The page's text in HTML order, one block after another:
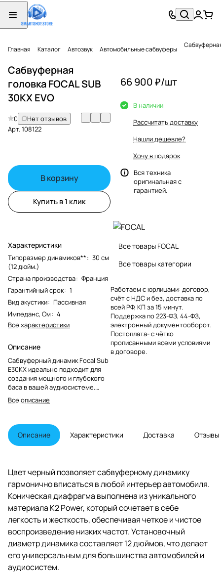
Главная Каталог Автозвук Автомобильные сабвуферы Сабвуферная
Сабвуферная
головка FOCAL SUB
30KX EVO
0
Нет отзывов
Арт.108122
В корзину
Купить в 1 клик
Характеристики
Типоразмер динамиков**: 30 см
(12 дюйм.)
Страна производства: Франция
Гарантийный срок: 1
Вид акустики: Пассивная
Импеданс, Ом: 4
Все характеристики
Описание
Сабвуферный динамик Focal Sub
E30KX идеально подходит для
создания мощного и глубокого
баса в вашей аудиосистеме.
Этот сабвуферный динамик
обладает мощностью 800 Вт и
обеспечивает высокую
производительность и гибкость
в установке. Корзина динамика
способствует оптимальной
работе и долговечности
устройства.
Все описание
66 900 ₽/шт
В наличии
Рассчитать доставку
Нашли дешевле?
Хочу в подарок
Вся техника
оригинальная с
гарантией.
Все товары FOCAL
Все товары категории
Работаем с юрлицами: договор,
счёт с НДС и без, доставка по
всей РФ, КП за 15 минут.
Поддержка по 223-ФЗ, 44-ФЗ,
электронный документооборот.
Постоплата- с чётко
прописанными всеми условиями
в договоре.
Описание Характеристики Доставка Отзывы
Цвет черный позволяет сабвуферному динамику
гармонично вписаться в любой интерьер автомобиля.
Коническая диафрагма выполнена из уникального
материала K2 Power, который сочетает в себе
легкость и жесткость, обеспечивая четкое и чистое
воспроизведение низких частот. Установочный
диаметр динамика составляет 12 дюймов, что делает
его универсальным для большинства автомобилей и
аудиосистем.